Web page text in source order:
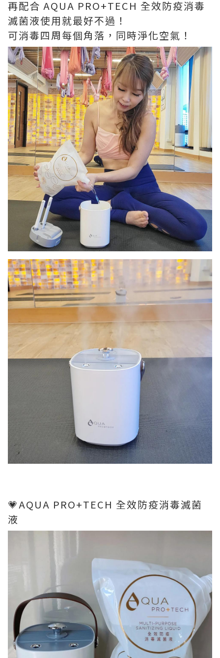
再配合 AQUA PRO+TECH 全效防疫消毒
滅菌液使用就最好不過！
可消毒四周每個角落，同時淨化空氣！
💗AQUA PRO+TECH 全效防疫消毒滅菌
液